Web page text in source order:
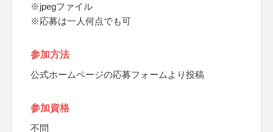
※jpegファイル
※応募は一人何点でも可
参加方法
公式ホームページの応募フォームより投稿
参加資格
不問